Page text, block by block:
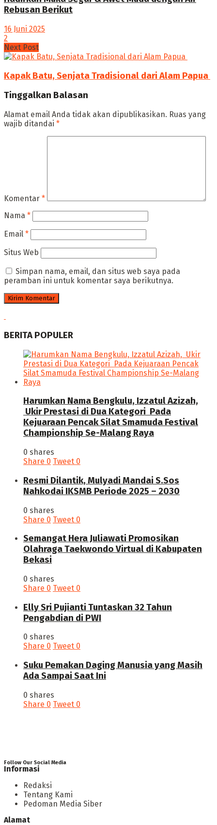
Rebusan Berikut
16 Juni 2025
2
Next Post
Kapak Batu, Senjata Tradisional dari Alam Papua ‎
Tinggalkan Balasan
Alamat email Anda tidak akan dipublikasikan. Ruas yang
wajib ditandai *
Komentar *
Nama *
Email *
Situs Web
Simpan nama, email, dan situs web saya pada
peramban ini untuk komentar saya berikutnya.
BERITA POPULER
Harumkan Nama Bengkulu, Izzatul Azizah,
Ukir Prestasi di Dua Kategori Pada
Kejuaraan Pencak Silat Smamuda Festival
Championship Se-Malang Raya
0 shares
Share 0 Tweet 0
Resmi Dilantik, Mulyadi Mandai S.Sos
Nahkodai IKSMB Periode 2025 – 2030
0 shares
Share 0 Tweet 0
Semangat Hera Juliawati Promosikan
Olahraga Taekwondo Virtual di Kabupaten
Bekasi
0 shares
Share 0 Tweet 0
Elly Sri Pujianti Tuntaskan 32 Tahun
Pengabdian di PWI
0 shares
Share 0 Tweet 0
‎Suku Pemakan Daging Manusia yang Masih
Ada Sampai Saat Ini
0 shares
Share 0 Tweet 0
Follow Our Social Media
Informasi
Redaksi
Tentang Kami
Pedoman Media Siber
Alamat